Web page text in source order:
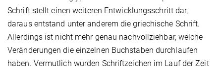
Schrift stellt einen weiteren Entwicklungsschritt dar,
daraus entstand unter anderem die griechische Schrift.
Allerdings ist nicht mehr genau nachvollziehbar, welche
Veränderungen die einzelnen Buchstaben durchlaufen
haben. Vermutlich wurden Schriftzeichen im Lauf der Zeit